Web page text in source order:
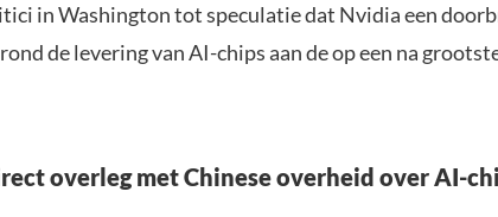
in Washington tot speculatie dat Nvidia een
de levering van AI-chips aan de op een na
overleg met Chinese overheid over AI-